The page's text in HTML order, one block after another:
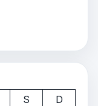
S
D